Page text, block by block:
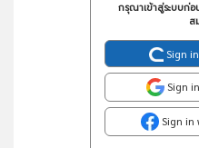
กรุณาเข้าสู่ระบบก่
ส
Sign
Sign
Sign in